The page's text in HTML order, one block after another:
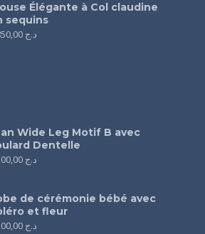
Élégante à Col claudine
sequins
د.ج
Wide Leg Motif B avec
Dentelle
د.ج
de cérémonie bébé avec
et fleur
د.ج